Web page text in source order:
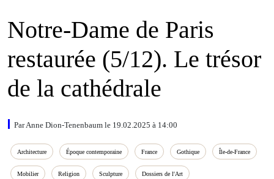
Notre-Dame de Paris
restaurée (5/12). Le trésor
de la cathédrale
Par Anne Dion-Tenenbaum le 19.02.2025 à 14:00
Architecture Époque contemporaine France Gothique Île‑de‑France
Mobilier Religion Sculpture Dossiers de l'Art